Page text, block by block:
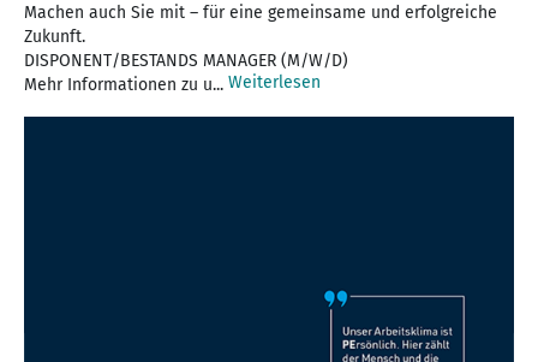
Machen auch Sie mit – für eine gemeinsame und erfolgreiche
Zukunft.
DISPONENT/BESTANDS MANAGER (M/W/D)
Mehr Informationen zu u... Weiterlesen